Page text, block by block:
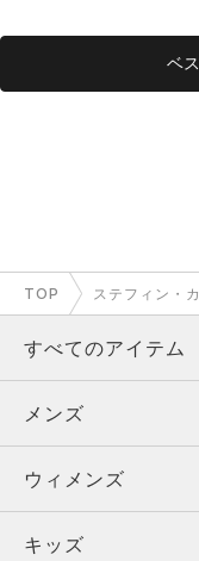
ベ
TOP ステフィン・
すべてのアイテム
メンズ
ウィメンズ
キッズ
メンズ
トップス
ボトムス
ウィメンズ
トップス
キッズ